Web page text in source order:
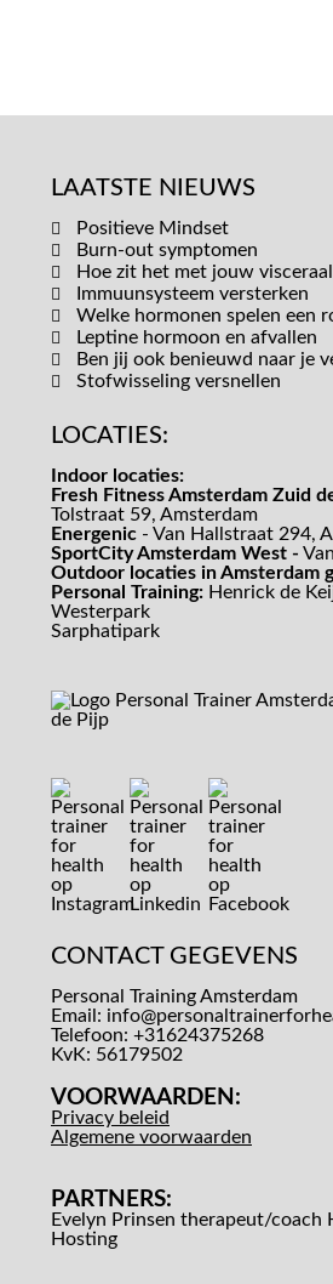
LAATSTE NIEUWS
Positieve Mindset
Burn-out symptomen
Hoe zit het met jouw
Immuunsysteem versterken
Welke hormonen spelen een
Leptine hormoon en afvallen
Ben jij ook benieuwd naar je
Stofwisseling versnellen
LOCATIES:
Indoor locaties:
Fresh Fitness Amsterdam Zuid
Tolstraat 59, Amsterdam
Energenic - Van Hallstraat 294,
SportCity Amsterdam West -
Outdoor locaties in Amsterdam
Personal Training: Henrick de
Westerpark
Sarphatipark
CONTACT GEGEVENS
Personal Training Amsterdam
Email:
Telefoon: +31624375268
KvK: 56179502
VOORWAARDEN:
Privacy beleid
Algemene voorwaarden
PARTNERS:
Evelyn Prinsen therapeut/coach
Hosting